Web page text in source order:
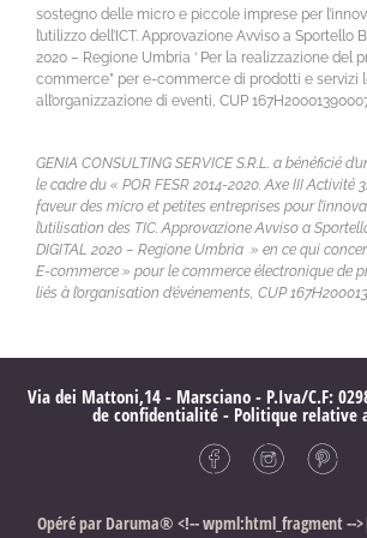
sostegno delle micro e piccole imprese per
l’utilizzo dell’ICT. Approvazione Avviso a Sportello
2020 – Regione Umbria ‘ Per la realizzazione del
commerce” per e-commerce di prodotti e servizi
all’organizzazione di eventi, CUP
GENIA CONSULTING SERVICE S.R.L. a bénéficié
le cadre du « POR FESR 2014-2020. Axe III Activité
faveur des micro et petites entreprises pour
l’utilisation des TIC. Approvazione Avviso a
DIGITAL 2020 – Regione Umbria » en ce qui
E-commerce » pour le commerce électronique de
liés à l’organisation d’événements, CUP
Via dei Mattoni,14 - Marsciano - P.Iva/C.F:
de confidentialité- Politique relative
Opéré par Daruma® <!-- wpml:html_fragment --